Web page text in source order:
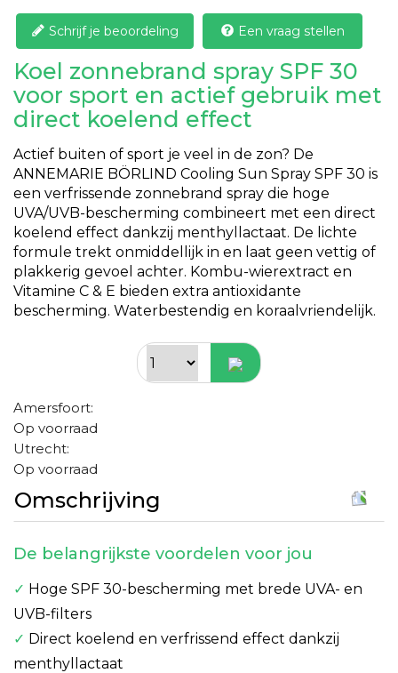
Schrijf je beoordeling Een vraag stellen
Koel zonnebrand spray SPF 30
voor sport en actief gebruik met
direct koelend effect
Actief buiten of sport je veel in de zon? De
ANNEMARIE BÖRLIND Cooling Sun Spray SPF 30 is
een verfrissende zonnebrand spray die hoge
UVA/UVB-bescherming combineert met een direct
koelend effect dankzij menthyllactaat. De lichte
formule trekt onmiddellijk in en laat geen vettig of
plakkerig gevoel achter. Kombu-wierextract en
Vitamine C & E bieden extra antioxidante
bescherming. Waterbestendig en koraalvriendelijk.
Amersfoort:
Op voorraad
Utrecht:
Op voorraad
Omschrijving
De belangrijkste voordelen voor jou
✓ Hoge SPF 30-bescherming met brede UVA- en
UVB-filters
✓ Direct koelend en verfrissend effect dankzij
menthyllactaat